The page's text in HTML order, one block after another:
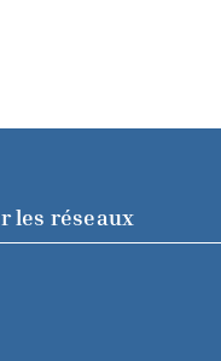
les réseaux